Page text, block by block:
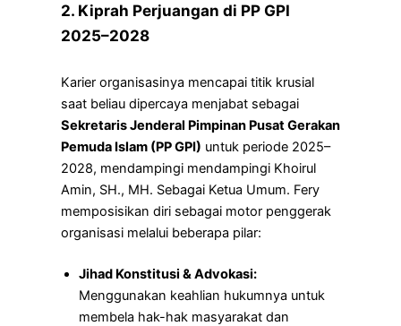
2. Kiprah Perjuangan di PP GPI
2025–2028
Karier organisasinya mencapai titik krusial
saat beliau dipercaya menjabat sebagai
Sekretaris Jenderal Pimpinan Pusat Gerakan
Pemuda Islam (PP GPI) untuk periode 2025–
2028, mendampingi mendampingi Khoirul
Amin, SH., MH. Sebagai Ketua Umum. Fery
memposisikan diri sebagai motor penggerak
organisasi melalui beberapa pilar:
Jihad Konstitusi & Advokasi:
Menggunakan keahlian hukumnya untuk
membela hak-hak masyarakat dan